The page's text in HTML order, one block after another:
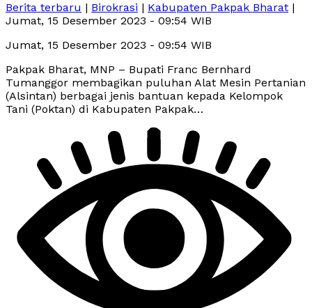
Berita terbaru | Birokrasi | Kabupaten Pakpak Bharat |
Jumat, 15 Desember 2023 - 09:54 WIB
Jumat, 15 Desember 2023 - 09:54 WIB
Pakpak Bharat, MNP – Bupati Franc Bernhard
Tumanggor membagikan puluhan Alat Mesin Pertanian
(Alsintan) berbagai jenis bantuan kepada Kelompok
Tani (Poktan) di Kabupaten Pakpak…